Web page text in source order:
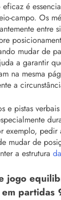
é
campo. Os
entre
mudar de
a garantir
na mesma
a
e pistas
exemplo,
mudar de
a estrutura
jogo
em partidas